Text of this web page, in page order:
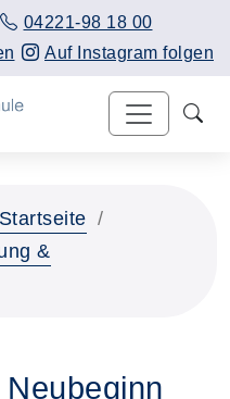
04221-98 18 00
Auf Instagram folgen
Startseite
&